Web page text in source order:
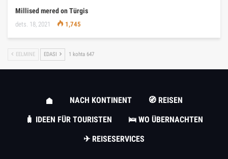
Millised mered on Türgis
dets. 18, 2021 1,745
EELMINE EDASI 1 kohta 647
NACH KONTINENT
🧭 REISEN
🧳 IDEEN FÜR TOURISTEN
🛌 WO ÜBERNACHTEN
✈ REISESERVICES